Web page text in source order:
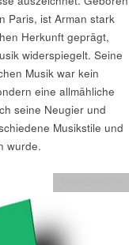
Paris, ist Arman stark
Herkunft geprägt,
widerspiegelt. Seine
Musik war kein
eine allmähliche
seine Neugier und
Musikstile und
wurde.